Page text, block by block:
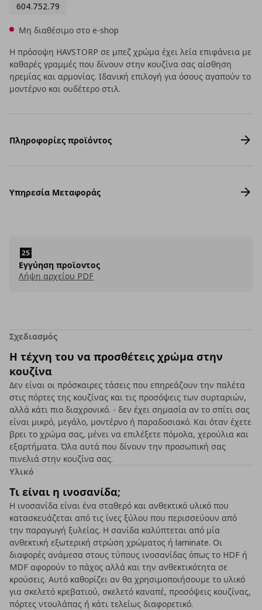
604.752.79
Μη διαθέσιμο στο e-shop
Η πρόσοψη HAVSTORP σε μπεζ χρώμα έχει λεία επιφάνεια με
καθαρές γραμμές που δίνουν στην κουζίνα σας αίσθηση
ηρεμίας και αρμονίας. Ιδανική επιλογή για όσους αγαπούν το
μοντέρνο και ουδέτερο στιλ.
Πληροφορίες προϊόντος
Υπηρεσία Μεταφοράς
Εγγύηση προϊοντος
Λήψη αρχείου PDF
Σχεδιασμός
Η τέχνη του να προσθέτεις χρώμα στην
κουζίνα
Δεν είναι οι πρόσκαιρες τάσεις που επηρεάζουν την παλέτα
στις πόρτες της κουζίνας και τις προσόψεις των συρταριών,
αλλά κάτι πιο διαχρονικό. - δεν έχει σημασία αν το σπίτι σας
είναι μικρό, μεγάλο, μοντέρνο ή παραδοσιακό. Και όταν έχετε
βρει το χρώμα σας, μένει να επιλέξετε πόμολα, χερούλια και
εξαρτήματα. Όλα αυτά που δίνουν την προσωπική σας
πινελιά στην κουζίνα σας.
Υλικό
Τι είναι η ινοσανίδα;
Η ινοσανίδα είναι ένα σταθερό και ανθεκτικό υλικό που
κατασκευάζεται από τις ίνες ξύλου που περισσεύουν από
την παραγωγή ξυλείας. Η σανίδα καλύπτεται από μία
ανθεκτική εξωτερική στρώση χρώματος ή laminate. Οι
διαφορές ανάμεσα στους τύπους ινοσανίδας όπως το HDF ή
MDF αφορούν το πάχος αλλά και την ανθεκτικότητα σε
κρούσεις. Αυτό καθορίζει αν θα χρησιμοποιήσουμε το υλικό
για σκελετό κρεβατιού, σκελετό καναπέ, προσόψεις κουζίνας,
πόρτες ντουλάπας ή κάτι τελείως διαφορετικό.